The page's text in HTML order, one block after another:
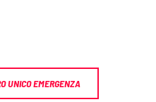
UNICO EMERGENZA